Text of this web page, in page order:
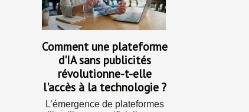
Comment une plateforme
d'IA sans publicités
révolutionne-t-elle
l'accès à la technologie ?
L’émergence de plateformes